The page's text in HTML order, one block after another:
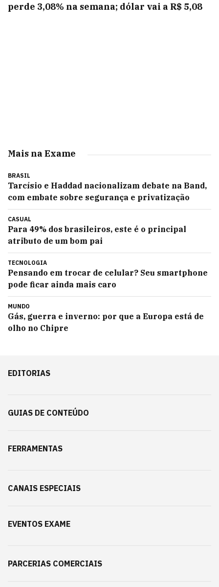
perde 3,08% na semana; dólar vai a R$ 5,08
Mais na Exame
BRASIL
Tarcísio e Haddad nacionalizam debate na Band,
com embate sobre segurança e privatização
CASUAL
Para 49% dos brasileiros, este é o principal
atributo de um bom pai
TECNOLOGIA
Pensando em trocar de celular? Seu smartphone
pode ficar ainda mais caro
MUNDO
Gás, guerra e inverno: por que a Europa está de
olho no Chipre
EDITORIAS
GUIAS DE CONTEÚDO
FERRAMENTAS
CANAIS ESPECIAIS
EVENTOS EXAME
PARCERIAS COMERCIAIS